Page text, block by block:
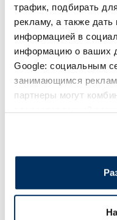
трафик, подбирать
рекламу, а также
информацией в
информацию о ваших
Google: социальным
занимающимся
партнеры могут
Регулярная цена: 4.59 €
Page 1 of 10
Солнечная